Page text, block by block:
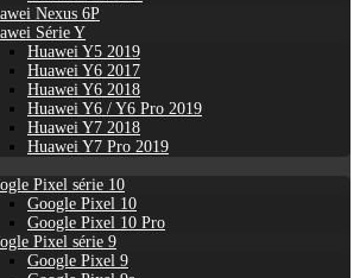
Nexus 6P
Série Y
Huawei Y5 2019
Huawei Y6 2017
Huawei Y6 2018
Huawei Y6 / Y6 Pro 2019
Huawei Y7 2018
Huawei Y7 Pro 2019
Pixel série 10
Google Pixel 10
Google Pixel 10 Pro
Pixel série 9
Google Pixel 9